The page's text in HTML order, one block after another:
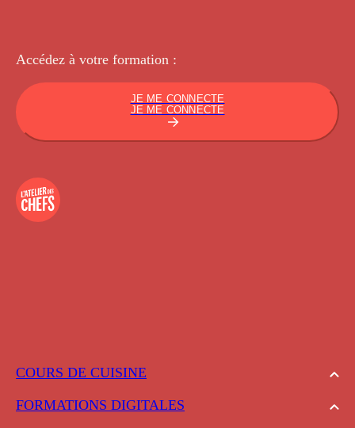
COURS DE CUISINE
FORMATIONS DIGITALES
Accédez à votre formation :
JE ME CONNECTE
JE ME CONNECTE